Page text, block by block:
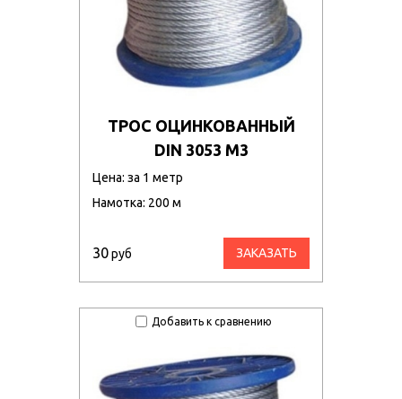
ТРОС ОЦИНКОВАННЫЙ
DIN 3053 М3
Цена: за 1 метр
Намотка: 200 м
30руб ЗАКАЗАТЬ
Добавить к сравнению